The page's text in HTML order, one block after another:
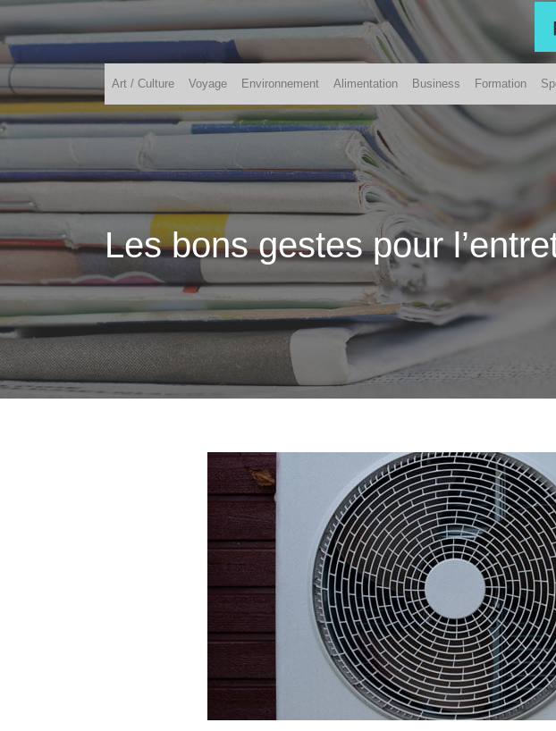
Art / Culture Voyage Environnement Alimentation Business Formation
Les bons gestes pour